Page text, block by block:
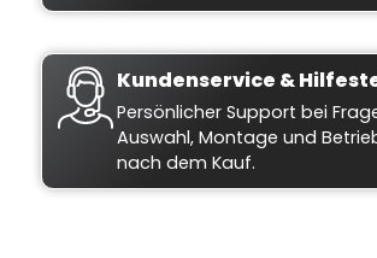
Kundenservice &
Persönlicher Support bei
Auswahl, Montage und
nach dem Kauf.